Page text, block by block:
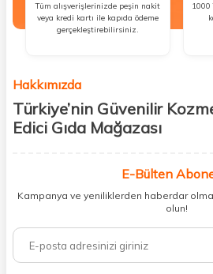
Tüm alışverişlerinizde peşin nakit
veya kredi kartı ile kapıda ödeme
gerçekleştirebilirsiniz.
1000
Hakkımızda
Türkiye’nin Güvenilir
Edici Gıda Mağazası
kişisel bakım hem de takviye edici gıda
buluşturuyoruz. Artık mağaza mağaza
ihtiyacınız olan her şeyi tek bir çatı altında
%100 orijinal kozmetik ve sağlık
vücudunuzu desteklemek için güvenilir
E-Bülten
Kampanya ve yeniliklerden haberdar
olun!